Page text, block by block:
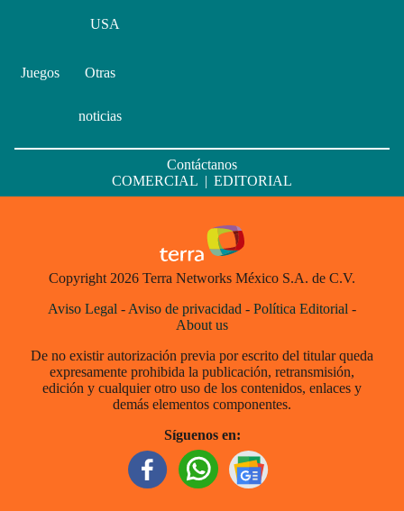
USA
Juegos Otras
noticias
Contáctanos
COMERCIAL | EDITORIAL
Copyright 2026 Terra Networks México S.A. de C.V.
Aviso Legal - Aviso de privacidad - Política Editorial -
About us
De no existir autorización previa por escrito del titular queda
expresamente prohibida la publicación, retransmisión,
edición y cualquier otro uso de los contenidos, enlaces y
demás elementos componentes.
Síguenos en: